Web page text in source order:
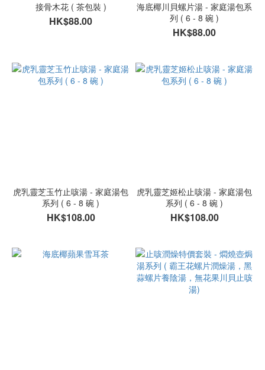
接骨木花 ( 茶包裝 )
HK$88.00
海底椰川貝螺片湯 - 家庭湯包系
列 ( 6 - 8 碗 )
HK$88.00
虎乳靈芝玉竹止咳湯 - 家庭湯包
系列 ( 6 - 8 碗 )
HK$108.00
虎乳靈芝姬松止咳湯 - 家庭湯包
系列 ( 6 - 8 碗 )
HK$108.00